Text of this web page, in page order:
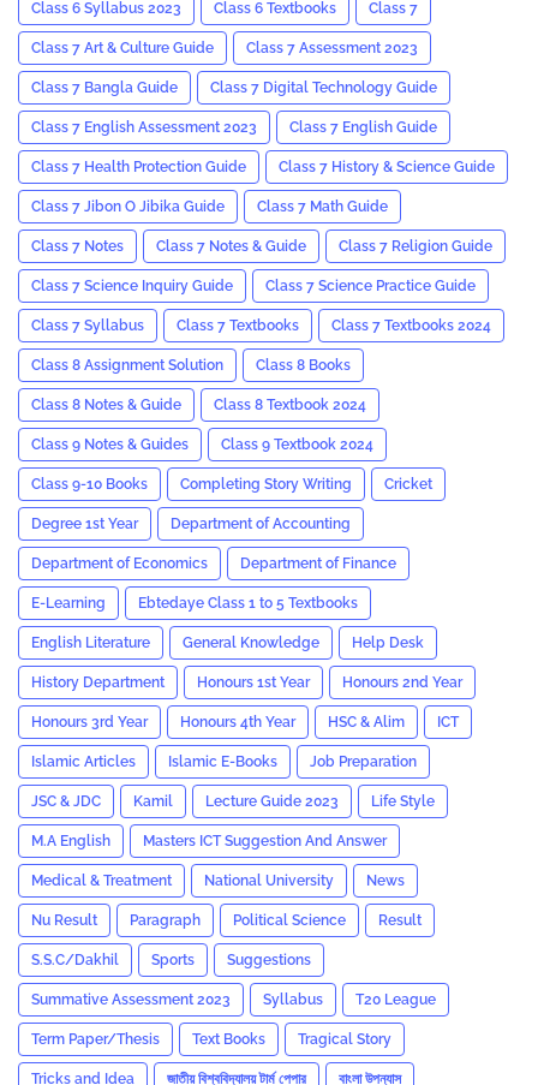
Class 6 Syllabus 2023 Class 6 Textbooks Class 7
Class 7 Art & Culture Guide Class 7 Assessment 2023
Class 7 Bangla Guide Class 7 Digital Technology Guide
Class 7 English Assessment 2023 Class 7 English Guide
Class 7 Health Protection Guide Class 7 History & Science Guide
Class 7 Jibon O Jibika Guide Class 7 Math Guide
Class 7 Notes Class 7 Notes & Guide Class 7 Religion Guide
Class 7 Science Inquiry Guide Class 7 Science Practice Guide
Class 7 Syllabus Class 7 Textbooks Class 7 Textbooks 2024
Class 8 Assignment Solution Class 8 Books
Class 8 Notes & Guide Class 8 Textbook 2024
Class 9 Notes & Guides Class 9 Textbook 2024
Class 9-10 Books Completing Story Writing Cricket
Degree 1st Year Department of Accounting
Department of Economics Department of Finance
E-Learning Ebtedaye Class 1 to 5 Textbooks
English Literature General Knowledge Help Desk
History Department Honours 1st Year Honours 2nd Year
Honours 3rd Year Honours 4th Year HSC & Alim ICT
Islamic Articles Islamic E-Books Job Preparation
JSC & JDC Kamil Lecture Guide 2023 Life Style
M.A English Masters ICT Suggestion And Answer
Medical & Treatment National University News
Nu Result Paragraph Political Science Result
S.S.C/Dakhil Sports Suggestions
Summative Assessment 2023 ‍Syllabus T20 League
Term Paper/Thesis Text Books Tragical Story
Tricks and ‍Idea জাতীয় বিশ্ববিদ্যালয় টার্ম পেপার বাংলা উপন্যাস